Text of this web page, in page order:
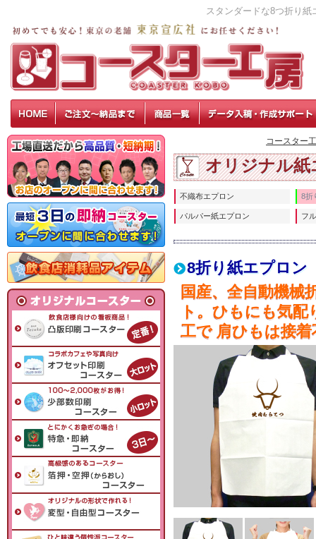
スタンダードな8つ折り
コースター
オリジナル紙
不織布エプロン 8折
パルパー紙エプロン フ
8折り紙エプロン
国産、全自動機械
ト。ひもにも気
工で 肩ひもは接